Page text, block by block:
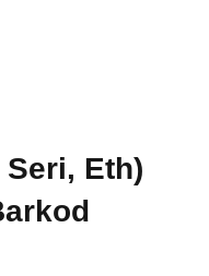
Seri, Eth)